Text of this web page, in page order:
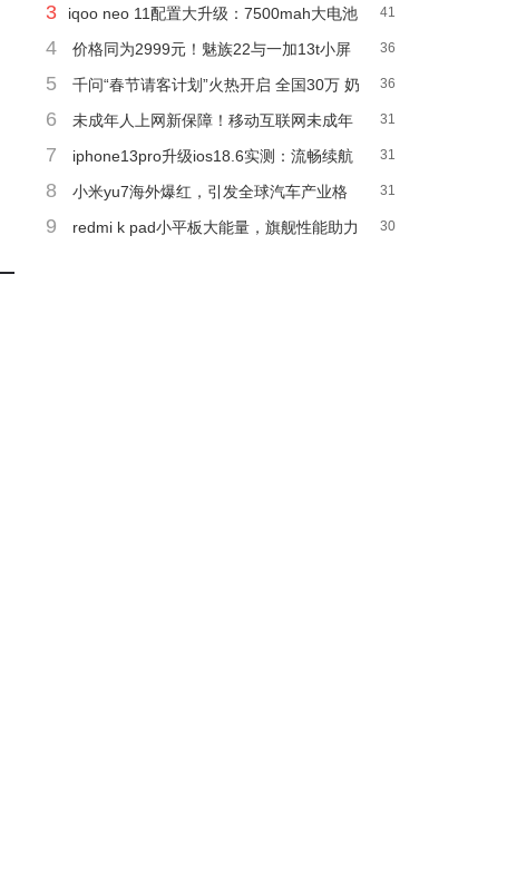
习机功能特色深度对比分析
41
3
iqoo neo 11配置大升级：7500mah大电池
2k直屏，2499元起游戏党福音
36
4
价格同为2999元！魅族22与一加13t小屏
旗舰对决，性能影像续航怎么选？
36
5
千问“春节请客计划”火热开启 全国30万 奶
茶店免费畅饮
31
6
未成年人上网新保障！移动互联网未成年
人模式：家长一键管控全应用
31
7
iphone13pro升级ios18.6实测：流畅续航
双提升，信号优化显著
31
8
小米yu7海外爆红，引发全球汽车产业格
局反思与赞叹
30
9
redmi k pad小平板大能量，旗舰性能助力